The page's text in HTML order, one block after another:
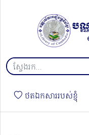
ថតឯកសាររបស់ខ្ញុំ